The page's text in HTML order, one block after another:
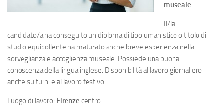
museale.
Il/la
candidato/a ha conseguito un diploma di tipo umanistico o titolo di
studio equipollente ha maturato anche breve esperienza nella
sorveglianza e accoglienza museale. Possiede una buona
conoscenza della lingua inglese. Disponibilità al lavoro giornaliero
anche su turni e al lavoro festivo.
Luogo di lavoro: Firenze centro.